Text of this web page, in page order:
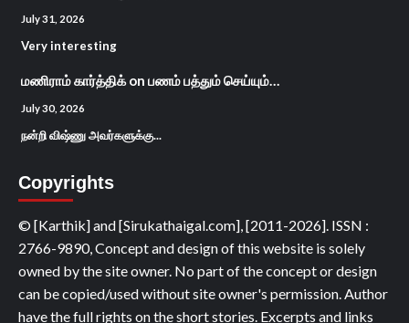
July 31, 2026
Very interesting
மணிராம் கார்த்திக்on பணம் பத்தும் செய்யும்…
July 30, 2026
நன்றி விஷ்ணு அவர்களுக்கு...
Copyrights
© [Karthik] and [Sirukathaigal.com], [2011-2026]. ISSN :
2766-9890, Concept and design of this website is solely
owned by the site owner. No part of the concept or design
can be copied/used without site owner's permission. Author
have the full rights on the short stories. Excerpts and links